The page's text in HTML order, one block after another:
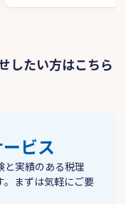
したい方はこちら
ビス
と実績のある税理
。まずは気軽にご要